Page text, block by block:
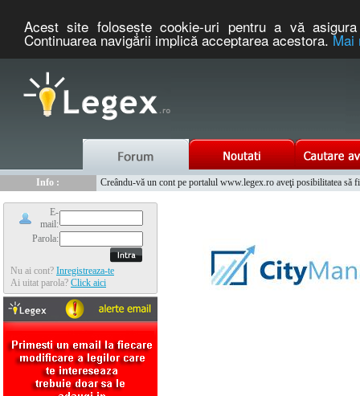
Acest site foloseşte cookie-uri pentru a vă
Continuarea navigării implică acceptarea acestora.Mai
Info :
Creându-vă un cont pe portalul www.legex.ro aveţi posibilitatea să
E-
mail:
Parola:
Nu ai cont? Inregistreaza-te
Ai uitat parola? Click aici